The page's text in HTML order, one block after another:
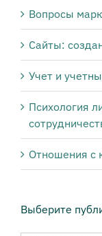
Вопросы
Сайты:
Учет и
Психология
Отношения с
Выберите